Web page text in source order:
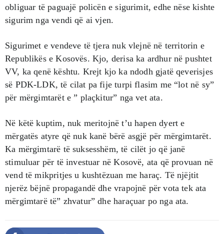
obliguar të paguajë policën e sigurimit, edhe nëse kishte
sigurim nga vendi që ai vjen.
Sigurimet e vendeve të tjera nuk vlejnë në territorin e
Republikës e Kosovës. Kjo, derisa ka ardhur në pushtet
VV, ka qenë kështu. Krejt kjo ka ndodh gjatë qeverisjes
së PDK-LDK, të cilat pa fije turpi flasim me “lot në sy”
për mërgimtarët e ” plaçkitur” nga vet ata.
Në këtë kuptim, nuk meritojnë t’u hapen dyert e
mërgatës atyre që nuk kanë bërë asgjë për mërgimtarët.
Ka mërgimtarë të suksesshëm, të cilët jo që janë
stimuluar për të investuar në Kosovë, ata që provuan në
vend të mikpritjes u kushtëzuan me haraç. Të njëjtit
njerëz bëjnë propagandë dhe vrapojnë për vota tek ata
mërgimtarë të” zhvatur” dhe haraçuar po nga ata.